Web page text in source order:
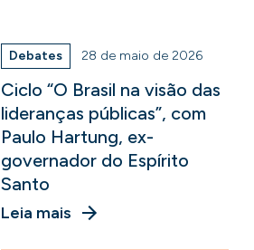
Debates 28 de maio de 2026
Ciclo “O Brasil na visão das
lideranças públicas”, com
Paulo Hartung, ex-
governador do Espírito
Santo
Leia mais